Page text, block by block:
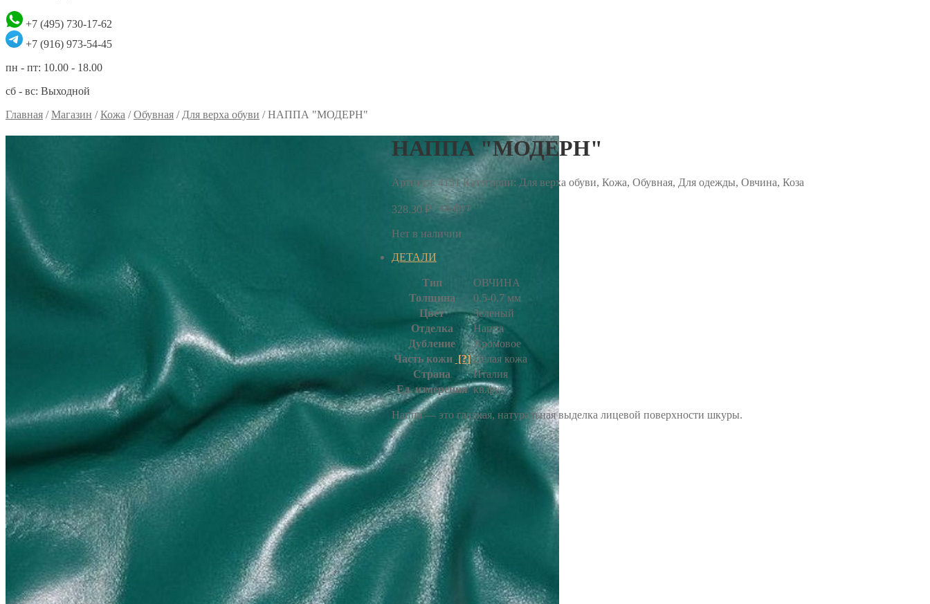
+7 (495) 730-17-62
+7 (916) 973-54-45
пн - пт: 10.00 - 18.00
сб - вс: Выходной
Главная /Магазин /Кожа /Обувная / Для верха обуви /НАППА "МОДЕРН"
НАППА "МОДЕРН"
Артикул:4151 Категории: Для верха обуви, Кожа, Обувная, Для одежды, Овчина, Коза
328.30 ₽/ кв.фут
Нет в наличии
ДЕТАЛИ
Тип
ОВЧИНА
Толщина
0.5-0.7 мм
Цвет
Зеленый
Отделка
Наппа
Дубление
Хромовое
Часть кожи [?] Целая кожа
Страна
Италия
Ед. измерения кв.фут
Наппа — это гладкая, натуральная выделка лицевой поверхности шкуры.